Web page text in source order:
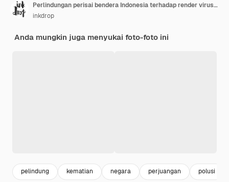
Perlindungan perisai bendera Indonesia terhadap render virus bakteri d
inkdrop
Anda mungkin juga menyukai foto-foto ini
pelindung kematian negara perjuangan polusi